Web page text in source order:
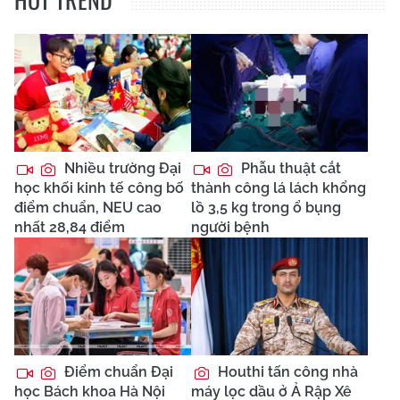
Nhiều trường Đại
học khối kinh tế công bố
điểm chuẩn, NEU cao
nhất 28,84 điểm
Phẫu thuật cắt
thành công lá lách khổng
lồ 3,5 kg trong ổ bụng
người bệnh
Điểm chuẩn Đại
học Bách khoa Hà Nội
Houthi tấn công nhà
máy lọc dầu ở Ả Rập Xê